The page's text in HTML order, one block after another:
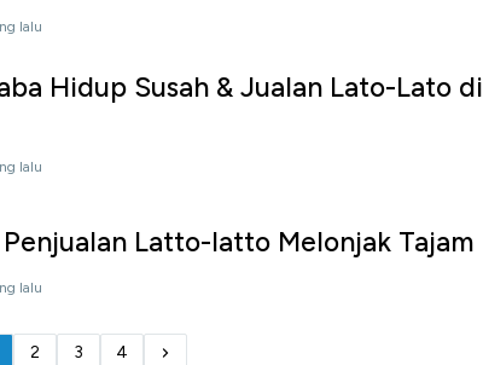
lalu
Hidup Susah & Jualan Lato-Lato di
lalu
Latto-latto Melonjak Tajam
lalu
2 3 4